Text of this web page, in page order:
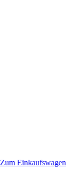
Zum Einkaufswagen